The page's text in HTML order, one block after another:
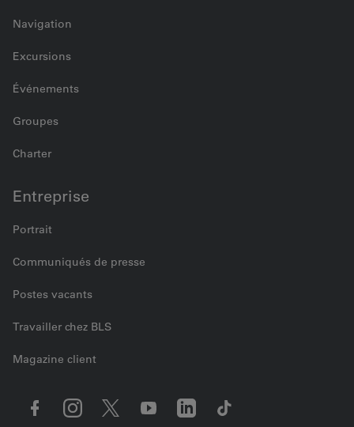
Navigation
Excursions
Événements
Groupes
Charter
Entreprise
Portrait
Communiqués de presse
Postes vacants
Travailler chez BLS
Magazine client